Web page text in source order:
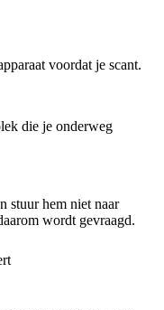
voordat je scant.
die je onderweg
stuur hem niet naar
wordt gevraagd.